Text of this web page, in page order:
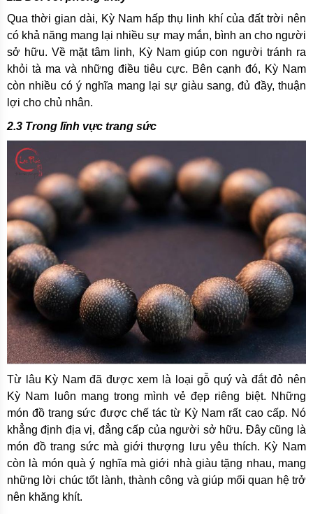
Qua thời gian dài, Kỳ Nam hấp thụ linh khí của đất trời nên
có khả năng mang lại nhiều sự may mắn, bình an cho người
sở hữu. Về mặt tâm linh, Kỳ Nam giúp con người tránh ra
khỏi tà ma và những điều tiêu cực. Bên cạnh đó, Kỳ Nam
còn nhiều có ý nghĩa mang lại sự giàu sang, đủ đầy, thuận
lợi cho chủ nhân.
2.3 Trong lĩnh vực trang sức
Từ lâu Kỳ Nam đã được xem là loại gỗ quý và đắt đỏ nên
Kỳ Nam luôn mang trong mình vẻ đẹp riêng biệt. Những
món đồ trang sức được chế tác từ Kỳ Nam rất cao cấp. Nó
khẳng định địa vị, đẳng cấp của người sở hữu. Đây cũng là
món đồ trang sức mà giới thượng lưu yêu thích. Kỳ Nam
còn là món quà ý nghĩa mà giới nhà giàu tặng nhau, mang
những lời chúc tốt lành, thành công và giúp mối quan hệ trở
nên khăng khít.